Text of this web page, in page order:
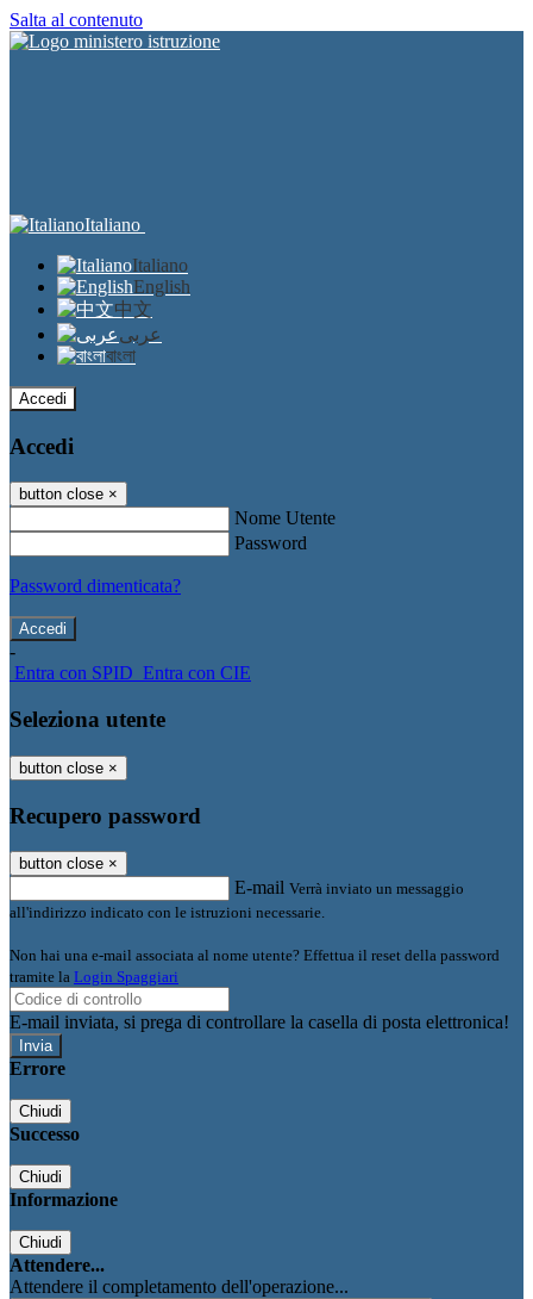
Salta al contenuto
Italiano
Italiano
English
中文
عربى
বাংলা
Accedi
Accedi
button close ×
Nome Utente
Password
Password dimenticata?
-
Entra con SPID Entra con CIE
Seleziona utente
button close ×
Recupero password
button close ×
E-mail Verrà inviato un messaggio
all'indirizzo indicato con le istruzioni necessarie.
Non hai una e-mail associata al nome utente? Effettua il reset della password
tramite la Login Spaggiari
E-mail inviata, si prega di controllare la casella di posta elettronica!
Errore
Chiudi
Successo
Chiudi
Informazione
Chiudi
Attendere...
Attendere il completamento dell'operazione...